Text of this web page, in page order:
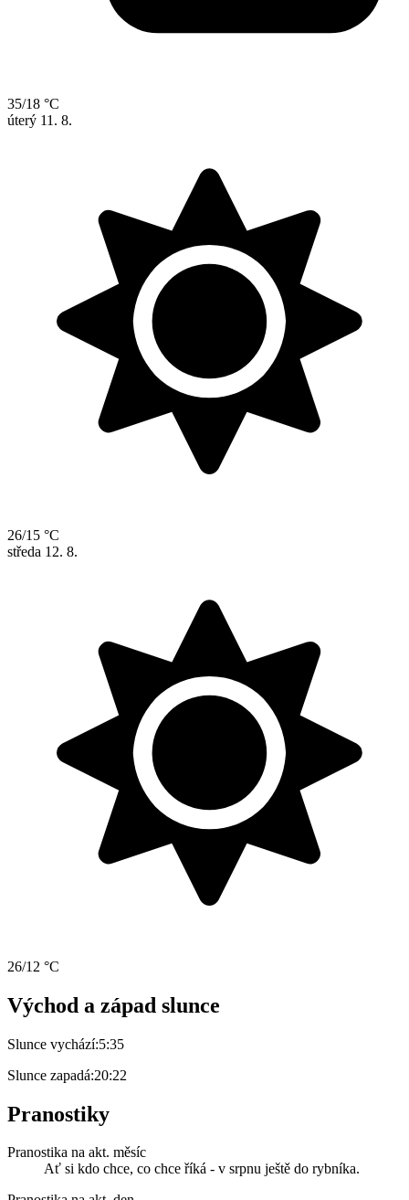
35/18 °C
úterý 11. 8.
26/15 °C
středa 12. 8.
26/12 °C
Východ a západ slunce
Slunce vychází:5:35
Slunce zapadá:20:22
Pranostiky
Pranostika na akt. měsíc
Ať si kdo chce, co chce říká - v srpnu ještě do rybníka.